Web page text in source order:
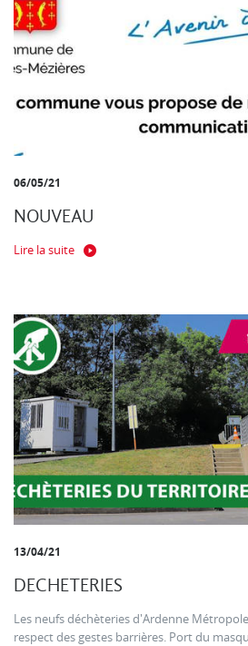
06/05/21
NOUVEAU
Lire la suite
13/04/21
DECHETERIES
Les neufs déchèteries d'Ardenne
respect des gestes barrières. Port du